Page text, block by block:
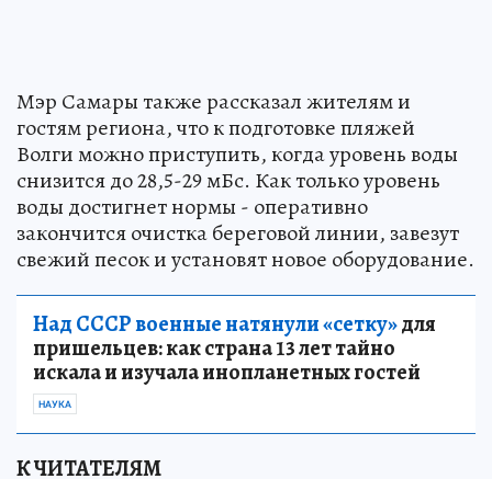
Мэр Самары также рассказал жителям и
гостям региона, что к подготовке пляжей
Волги можно приступить, когда уровень воды
снизится до 28,5-29 мБс. Как только уровень
воды достигнет нормы - оперативно
закончится очистка береговой линии, завезут
свежий песок и установят новое оборудование.
Над СССР военные натянули «сетку»для
пришельцев: как страна 13 лет тайно
искала и изучала инопланетных гостей
НАУКА
К ЧИТАТЕЛЯМ